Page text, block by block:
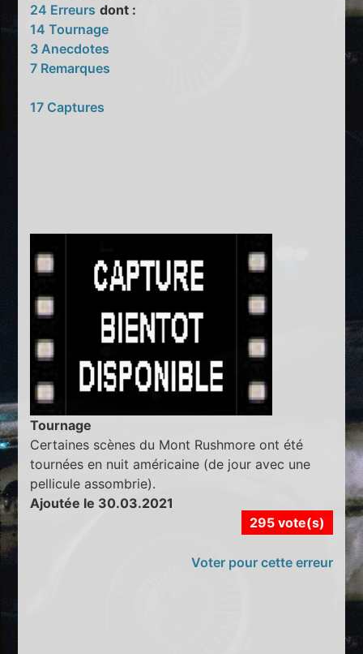
24 Erreurs dont :
14 Tournage
3 Anecdotes
7 Remarques
17 Captures
Tournage
Certaines scènes du Mont Rushmore ont été
tournées en nuit américaine (de jour avec une
pellicule assombrie).
Ajoutée le 30.03.2021
295 vote(s)
Voter pour cette erreur